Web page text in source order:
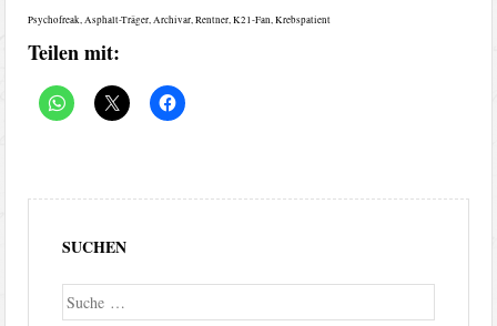
Psychofreak, Asphalt-Träger, Archivar, Rentner, K21-Fan, Krebspatient
Teilen mit:
SUCHEN
Suche